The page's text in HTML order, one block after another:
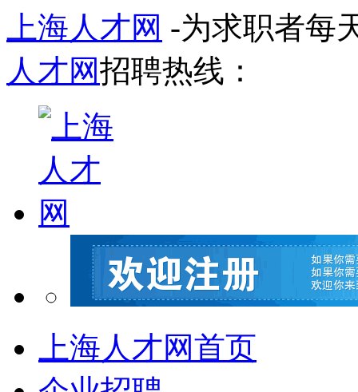
上海人才网 -为求职者每
人才网招聘热线：
上海人才网首页